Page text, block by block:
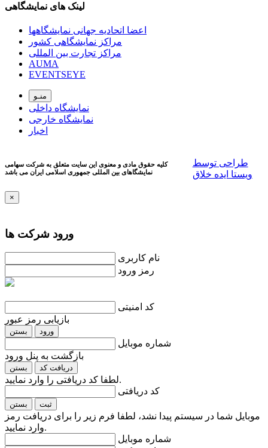
لینک های نمایشگاهی
اعضا اتحادیه جهانی نمایشگاهها
مراکز نمایشگاهی کشور
مراکز تجارت بین المللی
AUMA
EVENTSEYE
منـو
نمایشگاه داخلی
نمایشگاه خارجی
اخبار
کلیه حقوق مادی و معنوی این سایت متعلق به شرکت سهامی
نمایشگاهای بین المللی جمهوری اسلامی ايران می باشد
طراحی توسط
ویستا ایده خلاق
×
ورود شرکت ها
نام کاربری
رمز ورود
کد امنیتی
بازیابی رمز عبور
بستن ورود
شماره موبایل
بازگشت به پنل ورود
بستن دریافت کد
لطفا کد دریافتی را وارد نمایید.
کد دریافتی
بستن ثبت
موبایل شما در سیستم پیدا نشد، لطفا فرم زیر را برای دریافت رمز
وارد نمایید.
شماره موبایل